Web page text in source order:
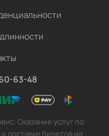
63-48
Оказание услуг по
доставке билетов на